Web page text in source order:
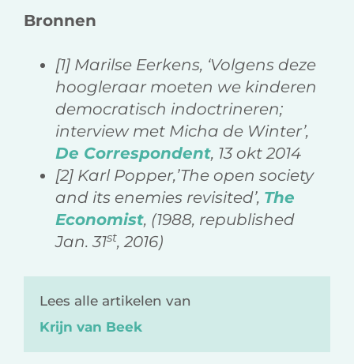
Bronnen
[1] Marilse Eerkens, ‘Volgens deze
hoogleraar moeten we kinderen
democratisch indoctrineren;
interview met Micha de Winter’,
De Correspondent, 13 okt 2014
[2] Karl Popper,’The open society
and its enemies revisited’, The
Economist, (1988, republished
Jan. 31st, 2016)
Lees alle artikelen van
Krijn van Beek